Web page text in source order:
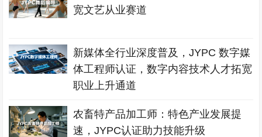
宽文艺从业赛道
新媒体全行业深度普及，JYPC 数字媒
体工程师认证，数字内容技术人才拓宽
职业上升通道
农畜特产品加工师：特色产业发展提
速，JYPC认证助力技能升级